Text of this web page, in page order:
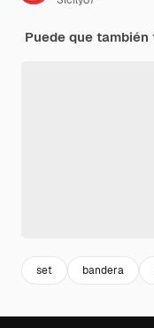
Puede que
set bandera